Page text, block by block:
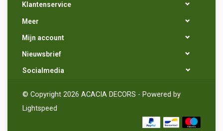
Klantenservice
Meer
Mijn account
Nieuwsbrief
Socialmedia
© Copyright 2026 ACACIA DECORS - Powered by
Lightspeed